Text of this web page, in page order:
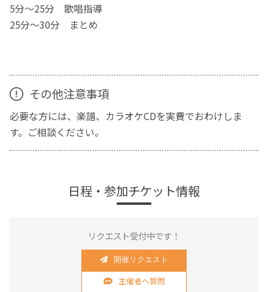
5分～25分 歌唱指導
25分～30分 まとめ
その他注意事項
必要な方には、楽譜、カラオケCDを実費でおわけしま
す。ご相談ください。
日程・参加チケット情報
リクエスト受付中です！
開催リクエスト
主催者へ質問